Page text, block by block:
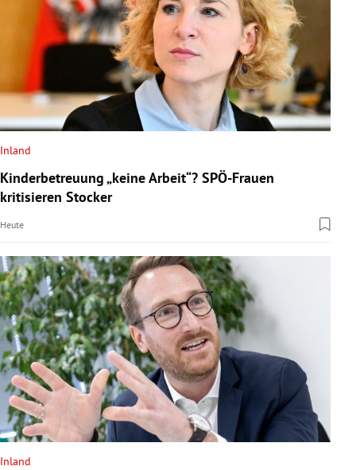
Inland
Kinderbetreuung „keine Arbeit“? SPÖ-Frauen
kritisieren Stocker
Heute
Inland